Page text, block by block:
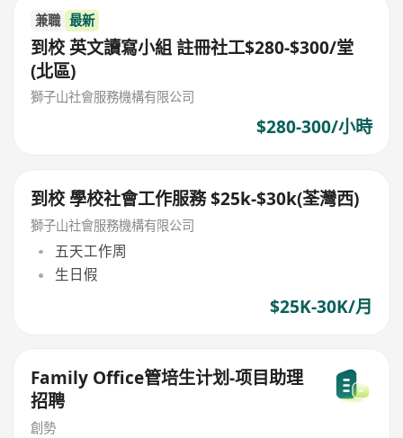
兼職 最新
到校 英文讀寫小組 註冊社工$280-$300/堂
(北區)
獅子山社會服務機構有限公司
$280-300/小時
到校 學校社會工作服務 $25k-$30k(荃灣西)
獅子山社會服務機構有限公司
五天工作周
生日假
$25K-30K/月
Family Office管培生计划-项目助理
招聘
創勢